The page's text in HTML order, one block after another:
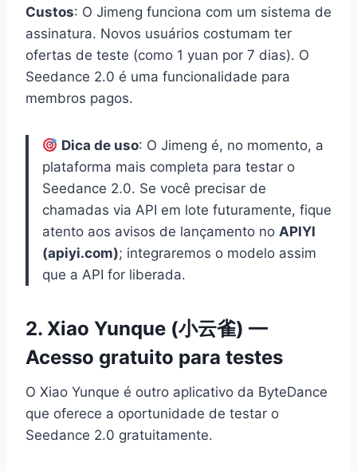
Custos: O Jimeng funciona com um sistema de
assinatura. Novos usuários costumam ter
ofertas de teste (como 1 yuan por 7 dias). O
Seedance 2.0 é uma funcionalidade para
membros pagos.
Dica de uso: O Jimeng é, no momento, a
plataforma mais completa para testar o
Seedance 2.0. Se você precisar de
chamadas via API em lote futuramente, fique
atento aos avisos de lançamento no APIYI
(apiyi.com); integraremos o modelo assim
que a API for liberada.
2. Xiao Yunque (小云雀) —
Acesso gratuito para testes
O Xiao Yunque é outro aplicativo da ByteDance
que oferece a oportunidade de testar o
Seedance 2.0 gratuitamente.